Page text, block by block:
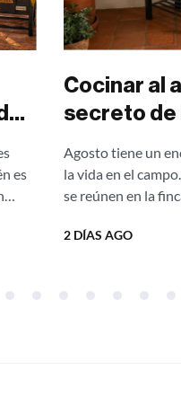
es
Cocinar al
secreto de
vientos de
Agosto tiene un
la vida en el
se reúnen en la
2 DÍAS AGO